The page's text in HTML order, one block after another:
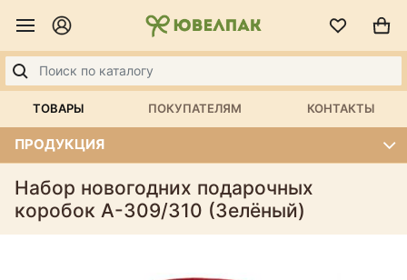
ТОВАРЫ ПОКУПАТЕЛЯМ КОНТАКТЫ
ПРОДУКЦИЯ
Набор новогодних подарочных
коробок А-309/310 (Зелёный)